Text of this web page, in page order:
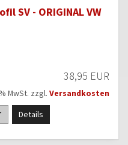
SV - ORIGINAL VW
38,95 EUR
MwSt. zzgl. Versandkosten
Details